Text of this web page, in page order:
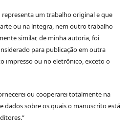
um trabalho original e que
ou na íntegra, nem outro trabalho
similar, de minha autoria, foi
para publicação em outra
impresso ou no eletrônico, exceto o
ou cooperarei totalmente na
dados sobre os quais o manuscrito está